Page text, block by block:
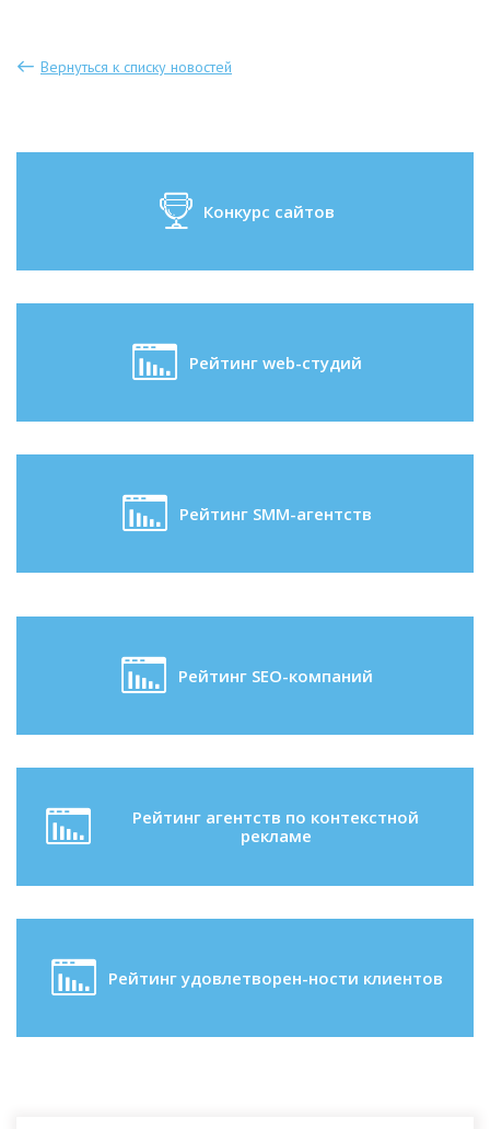
Вернуться к списку новостей
Конкурс сайтов
Рейтинг web-студий
Рейтинг SMM-агентств
Рейтинг SEO-компаний
Рейтинг агентств по контекстной
рекламе
Рейтинг удовлетворен-ности клиентов